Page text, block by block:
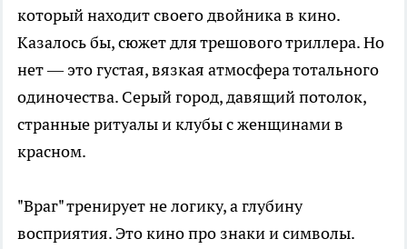
который находит своего двойника в кино.
Казалось бы, сюжет для трешового триллера. Но
нет — это густая, вязкая атмосфера тотального
одиночества. Серый город, давящий потолок,
странные ритуалы и клубы с женщинами в
красном.
"Враг" тренирует не логику, а глубину
восприятия. Это кино про знаки и символы.